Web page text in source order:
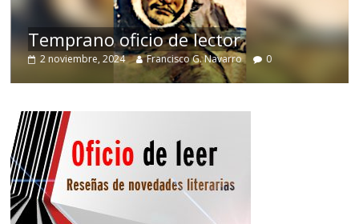
Temprano oficio de lector
2 noviembre, 2024 Francisco G. Navarro 0